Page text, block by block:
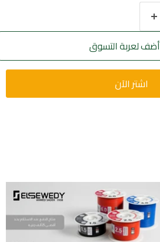
أضف لعربة التسوق
اشتر الآن